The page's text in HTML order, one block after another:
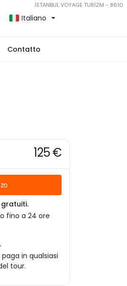
İSTANBUL VOYAGE TURİZM - 8610
Italiano
Contatto
125 €
fino a 24 ore
in qualsiasi
tour.